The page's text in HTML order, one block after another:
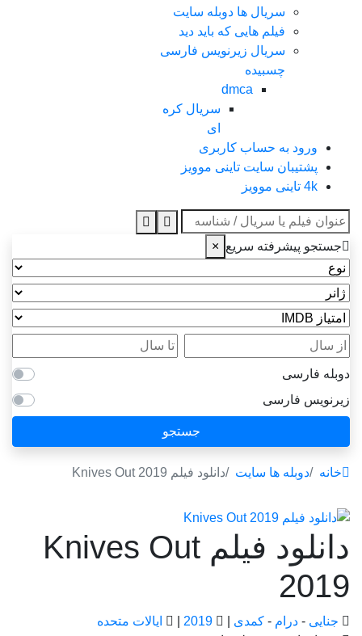
سریال ها دوبله سایت
فیلم هایی که باید دید
سریال زیرنویس فارسی
چسبیده
dmca
سریال کره
ای
ورود به حساب کاربری
پشتیبان سایت تاینی موویز
4k تاینی موویز
عنوان جستجو
جستجو پیشرفته سریع ×
نوع
ژانر
امتیاز IMDB
از سال
تا سال
دوبله فارسی
زیرنویس فارسی
جستجو
خانه دوبله ها سایت دانلود فیلم Knives Out 2019
دانلود فیلم Knives Out
2019
جنایی - درام - کمدی 2019
ایالات متحده